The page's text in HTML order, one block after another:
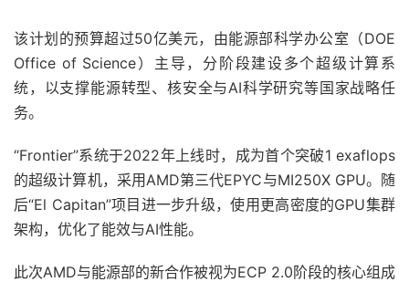
该计划的预算超过50亿美元，由能源部科学办公室（DOE
Office of Science）主导，分阶段建设多个超级计算系
统，以支撑能源转型、核安全与AI科学研究等国家战略任
务。
“Frontier”系统于2022年上线时，成为首个突破1 exaflops
的超级计算机，采用AMD第三代EPYC与MI250X GPU。随
后“El Capitan”项目进一步升级，使用更高密度的GPU集群
架构，优化了能效与AI性能。
此次AMD与能源部的新合作被视为ECP 2.0阶段的核心组成